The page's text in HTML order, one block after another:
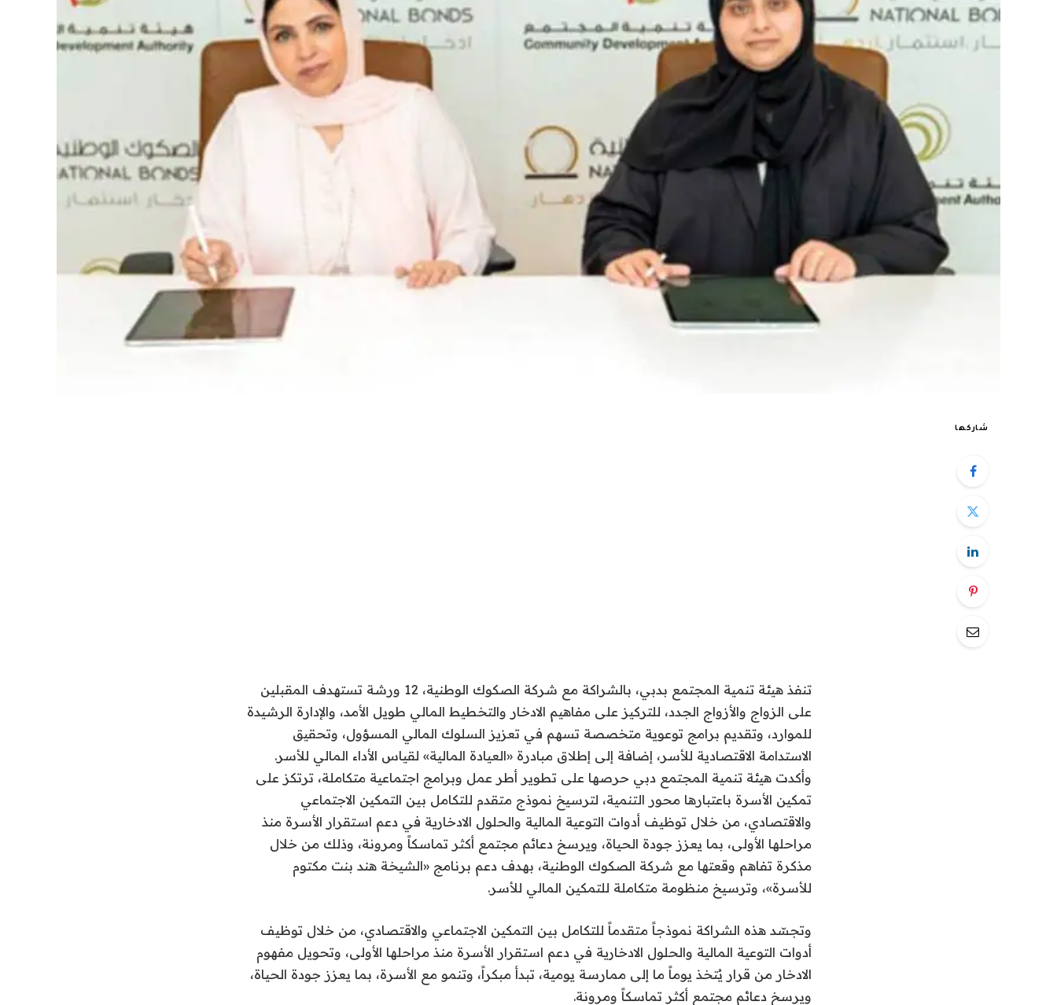
شاركها
تنفذ هيئة تنمية المجتمع بدبي، بالشراكة مع شركة الصكوك الوطنية، 12 ورشة تستهدف المقبلين
على الزواج والأزواج الجدد، للتركيز على مفاهيم الادخار والتخطيط المالي طويل الأمد، والإدارة الرشيدة
للموارد، وتقديم برامج توعوية متخصصة تسهم في تعزيز السلوك المالي المسؤول، وتحقيق
الاستدامة الاقتصادية للأسر، إضافة إلى إطلاق مبادرة «العيادة المالية» لقياس الأداء المالي للأسر.
وأكدت هيئة تنمية المجتمع دبي حرصها على تطوير أطر عمل وبرامج اجتماعية متكاملة، ترتكز على
تمكين الأسرة باعتبارها محور التنمية، لترسيخ نموذج متقدم للتكامل بين التمكين الاجتماعي
والاقتصادي، من خلال توظيف أدوات التوعية المالية والحلول الادخارية في دعم استقرار الأسرة منذ
مراحلها الأولى، بما يعزز جودة الحياة، ويرسخ دعائم مجتمع أكثر تماسكاً ومرونة، وذلك من خلال
مذكرة تفاهم وقعتها مع شركة الصكوك الوطنية، بهدف دعم برنامج «الشيخة هند بنت مكتوم
للأسرة»، وترسيخ منظومة متكاملة للتمكين المالي للأسر.
وتجسّد هذه الشراكة نموذجاً متقدماً للتكامل بين التمكين الاجتماعي والاقتصادي، من خلال توظيف
أدوات التوعية المالية والحلول الادخارية في دعم استقرار الأسرة منذ مراحلها الأولى، وتحويل مفهوم
الادخار من قرار يُتخذ يوماً ما إلى ممارسة يومية، تبدأ مبكراً، وتنمو مع الأسرة، بما يعزز جودة الحياة،
ويرسخ دعائم مجتمع أكثر تماسكاً ومرونة.